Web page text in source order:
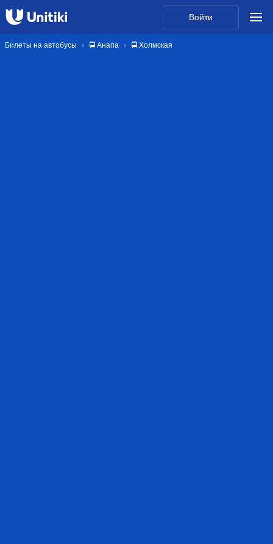
Войти
Билеты на автобусы 🚍 Анапа 🚍 Холмская